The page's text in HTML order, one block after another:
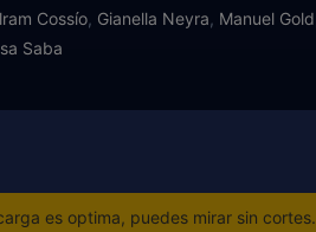
Cossío Gianella Neyra Manuel Gold
Saba
es optima, puedes mirar sin cortes.